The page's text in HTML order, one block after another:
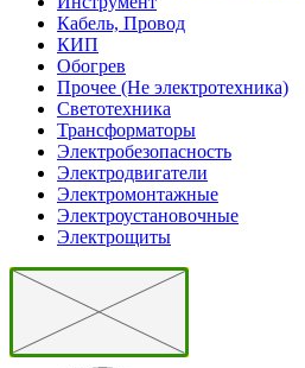
Кабель, Провод
КИП
Обогрев
Прочее (Не электротехника)
Светотехника
Трансформаторы
Электробезопасность
Электродвигатели
Электромонтажные
Электроустановочные
Электрощиты